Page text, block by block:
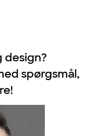
design?
spørgsmål,